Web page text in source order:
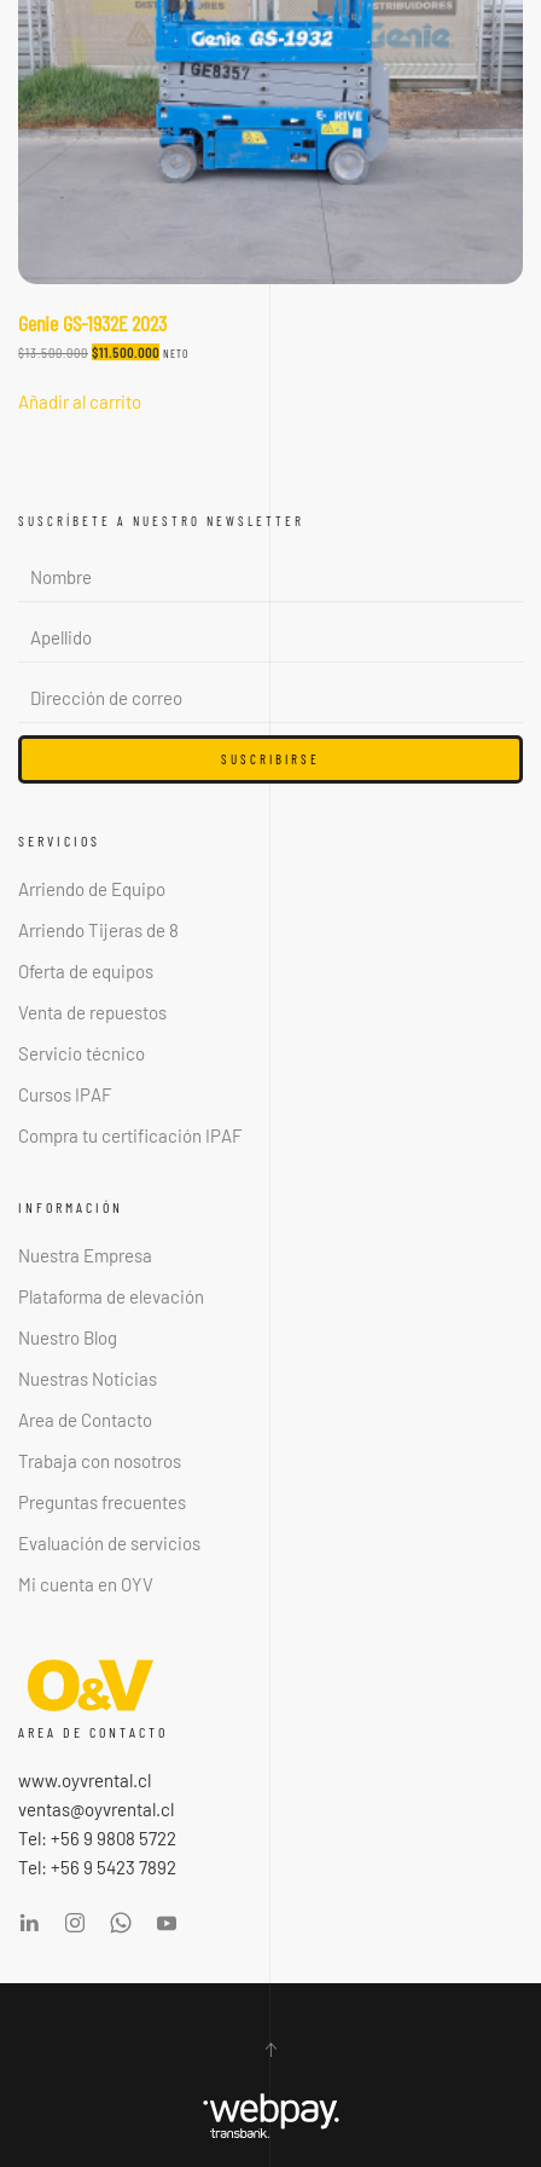
Genie GS-1932E 2023
$13.500.000 EL
ORIGINAL
$11.500.000ELNETO
Añadir al carrito
SUSCRÍBETE A NUESTRO NEWSLETTER
SUSCRIBIRSE
SERVICIOS
Arriendo de Equipo
Arriendo Tijeras de 8
Oferta de equipos
Venta de repuestos
Servicio técnico
Cursos IPAF
Compra tu certificación IPAF
INFORMACIÓN
Nuestra Empresa
Plataforma de elevación
Nuestro Blog
Nuestras Noticias
Area de Contacto
Trabaja con nosotros
Preguntas frecuentes
Evaluación de servicios
Mi cuenta en OYV
AREA DE CONTACTO
www.oyvrental.cl
ventas@oyvrental.cl
Tel: +56 9 9808 5722
Tel: +56 9 5423 7892